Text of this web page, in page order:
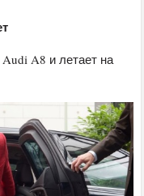
A8 и летает на